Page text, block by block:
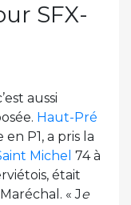
SFX-
aussi
Haut-Pré
P1, a pris la
Michel 74 à
était
« Je